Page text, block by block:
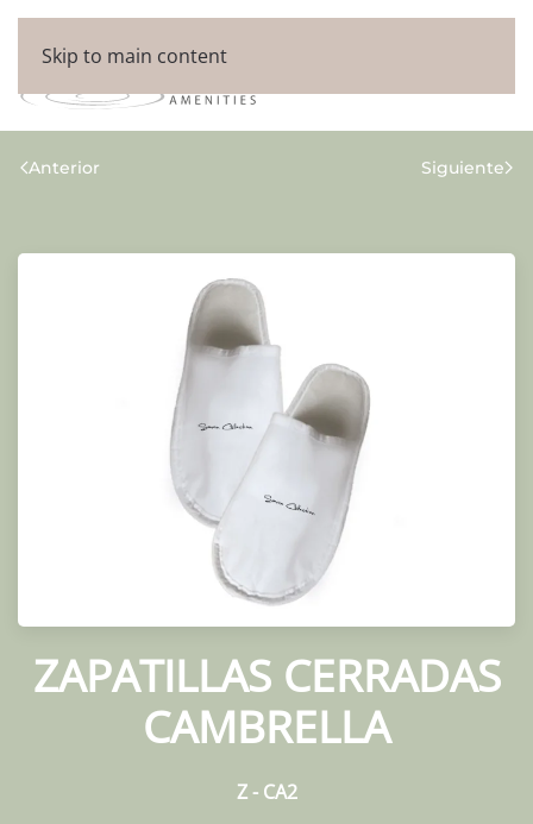
Skip to main content
Anterior Siguiente
ZAPATILLAS CERRADAS
CAMBRELLA
Z - CA2